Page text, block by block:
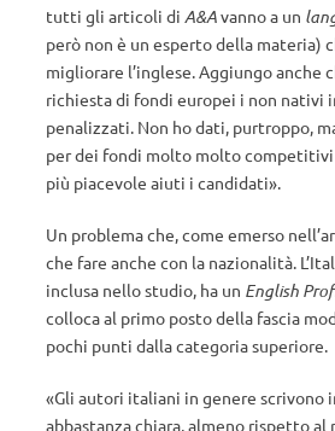
tutti gli articoli di A&Avanno a un
però non è un esperto della materia)
migliorare l’inglese. Aggiungo anche
richiesta di fondi europei i non nativi
penalizzati. Non ho dati, purtroppo,
per dei fondi molto molto
più piacevole aiuti i candidati».
Un problema che, come emerso
che fare anche con la nazionalità.
inclusa nello studio, ha un English
colloca al primo posto della fascia
pochi punti dalla categoria superiore.
«Gli autori italiani in genere scrivono
abbastanza chiara, almeno rispetto al